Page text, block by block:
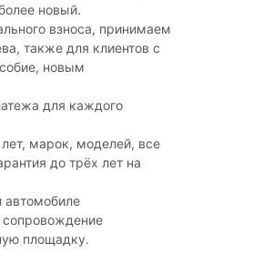
новый.
взноса, принимаем
также для клиентов с
новым
для каждого
марок, моделей, все
до трёх лет на
сопровождение
площадку.